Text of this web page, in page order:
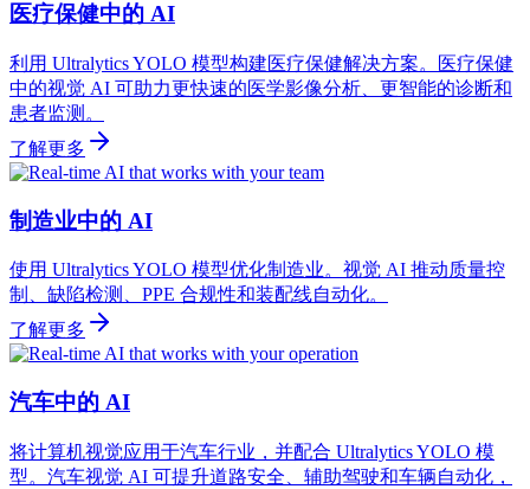
医疗保健中的 AI
利用 Ultralytics YOLO 模型构建医疗保健解决方案。医疗保健
中的视觉 AI 可助力更快速的医学影像分析、更智能的诊断和
患者监测。
了解更多
制造业中的 AI
使用 Ultralytics YOLO 模型优化制造业。视觉 AI 推动质量控
制、缺陷检测、PPE 合规性和装配线自动化。
了解更多
汽车中的 AI
将计算机视觉应用于汽车行业，并配合 Ultralytics YOLO 模
型。汽车视觉 AI 可提升道路安全、辅助驾驶和车辆自动化，